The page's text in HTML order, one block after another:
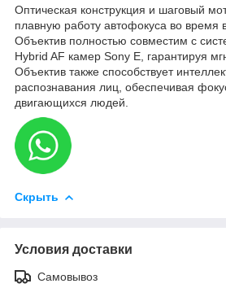
Оптическая конструкция и шаговый
плавную работу автофокуса во время
Объектив полностью совместим с
Hybrid AF камер Sony E, гарантируя
Объектив также способствует
распознавания лиц, обеспечивая
двигающихся людей.
Скрыть
Условия доставки
Самовывоз